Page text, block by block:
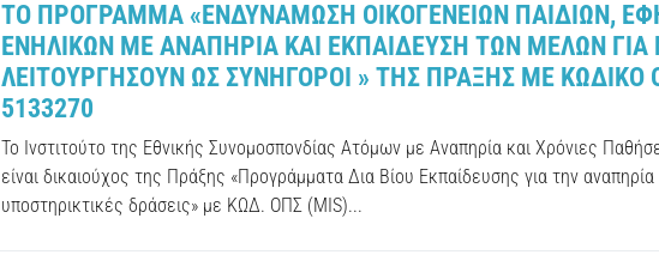
ΤΟ ΠΡΟΓΡΑΜΜΑ «ΕΝΔΥΝΑΜΩΣΗ ΟΙΚΟΓΕΝΕΙΩΝ ΠΑΙΔΙΩΝ,
ΕΝΗΛΙΚΩΝ ΜΕ ΑΝΑΠΗΡΙΑ ΚΑΙ ΕΚΠΑΙΔΕΥΣΗ ΤΩΝ ΜΕΛΩΝ ΓΙΑ
ΛΕΙΤΟΥΡΓΗΣΟΥΝ ΩΣ ΣΥΝΗΓΟΡΟΙ » ΤΗΣ ΠΡΑΞΗΣ ΜΕ ΚΩΔΙΚΟ
5133270
Το Ινστιτούτο της Εθνικής Συνομοσπονδίας Ατόμων με Αναπηρία και Χρόνιες
είναι δικαιούχος της Πράξης «Προγράμματα Δια Βίου Εκπαίδευσης για την αναπηρία
υποστηρικτικές δράσεις» με ΚΩΔ. ΟΠΣ (MIS)...